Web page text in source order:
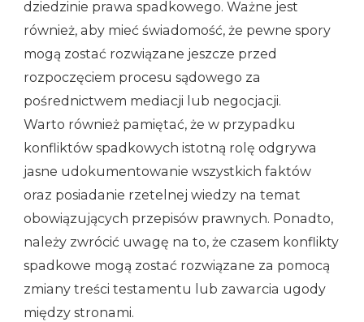
dziedzinie prawa spadkowego. Ważne jest
również, aby mieć świadomość, że pewne spory
mogą zostać rozwiązane jeszcze przed
rozpoczęciem procesu sądowego za
pośrednictwem mediacji lub negocjacji.
Warto również pamiętać, że w przypadku
konfliktów spadkowych istotną rolę odgrywa
jasne udokumentowanie wszystkich faktów
oraz posiadanie rzetelnej wiedzy na temat
obowiązujących przepisów prawnych. Ponadto,
należy zwrócić uwagę na to, że czasem konflikty
spadkowe mogą zostać rozwiązane za pomocą
zmiany treści testamentu lub zawarcia ugody
między stronami.